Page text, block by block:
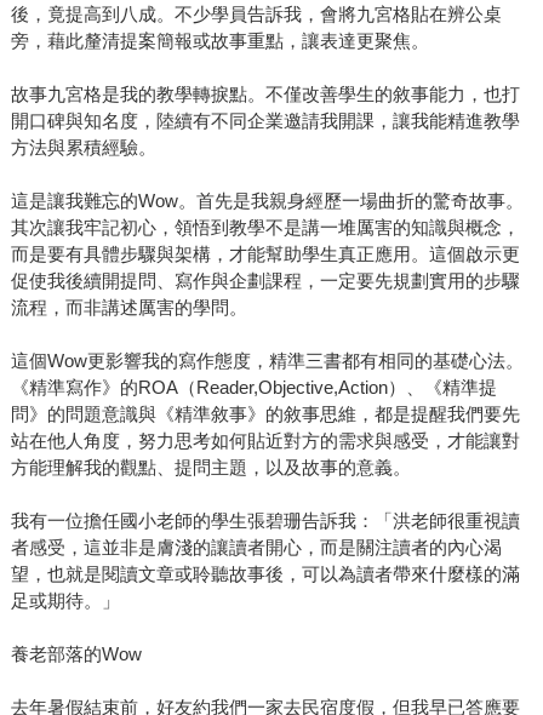
後，竟提高到八成。不少學員告訴我，會將九宮格貼在辨公桌
旁，藉此釐清提案簡報或故事重點，讓表達更聚焦。
故事九宮格是我的教學轉捩點。不僅改善學生的敘事能力，也打
開口碑與知名度，陸續有不同企業邀請我開課，讓我能精進教學
方法與累積經驗。
這是讓我難忘的Wow。首先是我親身經歷一場曲折的驚奇故事。
其次讓我牢記初心，領悟到教學不是講一堆厲害的知識與概念，
而是要有具體步驟與架構，才能幫助學生真正應用。這個啟示更
促使我後續開提問、寫作與企劃課程，一定要先規劃實用的步驟
流程，而非講述厲害的學問。
這個Wow更影響我的寫作態度，精準三書都有相同的基礎心法。
《精準寫作》的ROA（Reader,Objective,Action）、《精準提
問》的問題意識與《精準敘事》的敘事思維，都是提醒我們要先
站在他人角度，努力思考如何貼近對方的需求與感受，才能讓對
方能理解我的觀點、提問主題，以及故事的意義。
我有一位擔任國小老師的學生張碧珊告訴我：「洪老師很重視讀
者感受，這並非是膚淺的讓讀者開心，而是關注讀者的內心渴
望，也就是閱讀文章或聆聽故事後，可以為讀者帶來什麼樣的滿
足或期待。」
養老部落的Wow
去年暑假結束前，好友約我們一家去民宿度假，但我早已答應要